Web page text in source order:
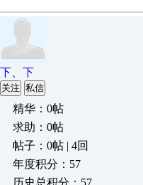
下、下
关注 私信
精华：0帖
求助：0帖
帖子：0帖 | 4回
年度积分：57
历史总积分：57